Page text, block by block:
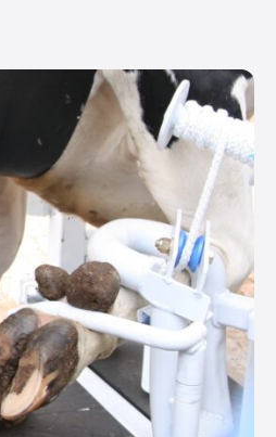
イベント／HotTopics
誌上展示会
PICK UP / オンライン展示場
酪農経営に役立てる、さまざまなサー
ビスや商品を紹介しています。
インのスポンサー出展ブースです。
記事一覧へ